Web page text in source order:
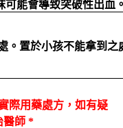
可能會導致突破性出血
。置於小孩不能拿到之
際用藥處方，如有疑
醫師 *